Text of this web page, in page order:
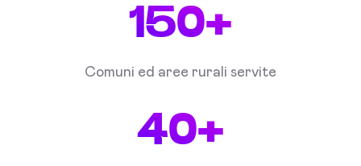
150+
Comuni ed aree rurali servite
40+